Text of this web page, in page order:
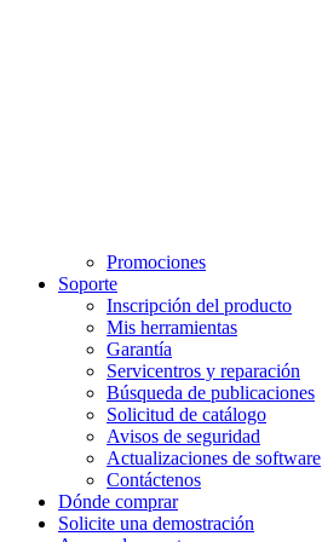
Promociones
Soporte
Inscripción del producto
Mis herramientas
Garantía
Servicentros y reparación
Búsqueda de publicaciones
Solicitud de catálogo
Avisos de seguridad
Actualizaciones de software
Contáctenos
Dónde comprar
Solicite una demostración